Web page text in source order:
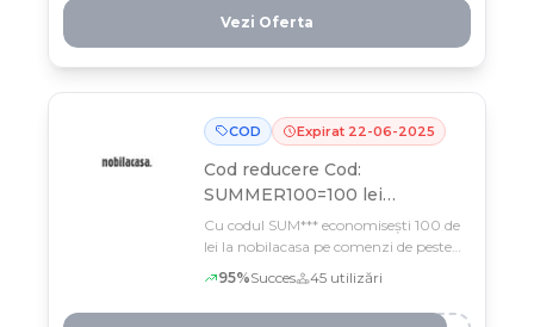
Oferta e valabilă doar până în
octombrie, deci profită acum de
prețurile acestea!
Vezi Oferta
COD Expirat 22-06-2025
Cod reducere Cod:
SUMMER100=100 lei
reducere la comenzile de
peste 399 lei
Cu codul SUM*** economisești 100 de
lei la nobilacasa pe comenzi de peste
399 lei, doar până pe 22 iunie
95%Succes 45 utilizări